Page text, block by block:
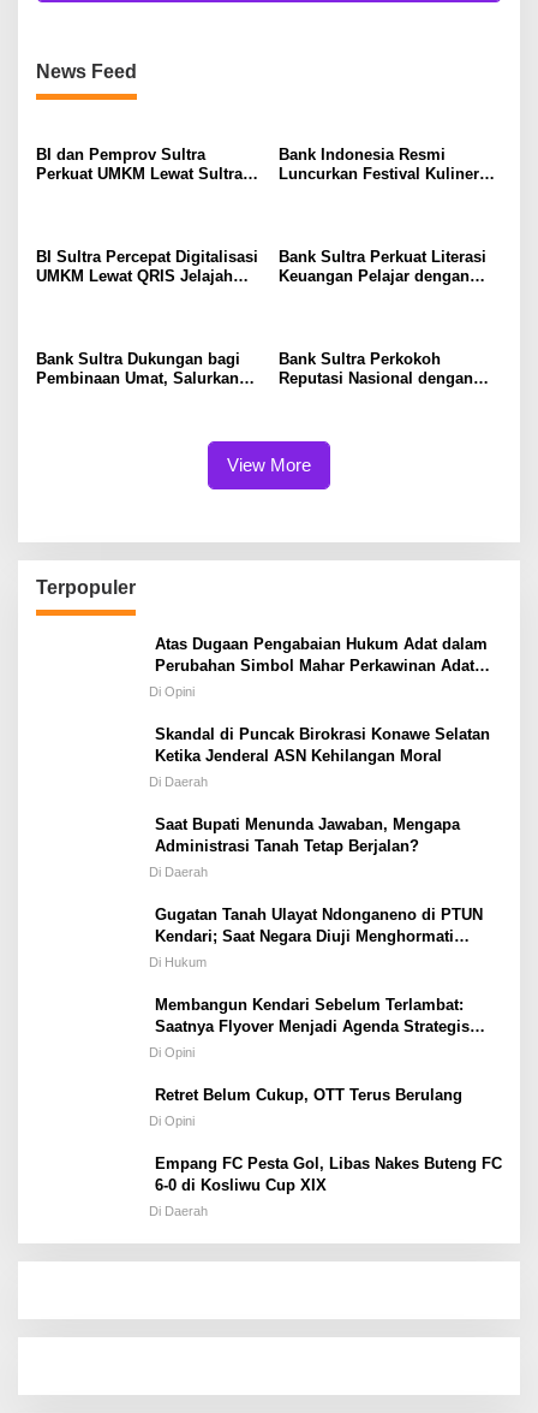
News Feed
BI dan Pemprov Sultra
Perkuat UMKM Lewat Sultra
Bank Indonesia Resmi
Luncurkan Festival Kuliner
BI Sultra Percepat Digitalisasi
UMKM Lewat QRIS Jelajah
Bank Sultra Perkuat Literasi
Keuangan Pelajar dengan
Bank Sultra Dukungan bagi
Pembinaan Umat, Salurkan
Bank Sultra Perkokoh
Reputasi Nasional dengan
View More
Terpopuler
Atas Dugaan Pengabaian Hukum Adat dalam
Perubahan Simbol Mahar Perkawinan Adat
Masyarakat Pulau Wawonii
Di Opini
Skandal di Puncak Birokrasi Konawe Selatan
Ketika Jenderal ASN Kehilangan Moral
Di Daerah
Saat Bupati Menunda Jawaban, Mengapa
Administrasi Tanah Tetap Berjalan?
Di Daerah
Gugatan Tanah Ulayat Ndonganeno di PTUN
Kendari; Saat Negara Diuji Menghormati
Hukum atau Kekuasaan
Di Hukum
Membangun Kendari Sebelum Terlambat:
Saatnya Flyover Menjadi Agenda Strategis
Kota
Di Opini
Retret Belum Cukup, OTT Terus Berulang
Di Opini
Empang FC Pesta Gol, Libas Nakes Buteng FC
6-0 di Kosliwu Cup XIX
Di Daerah